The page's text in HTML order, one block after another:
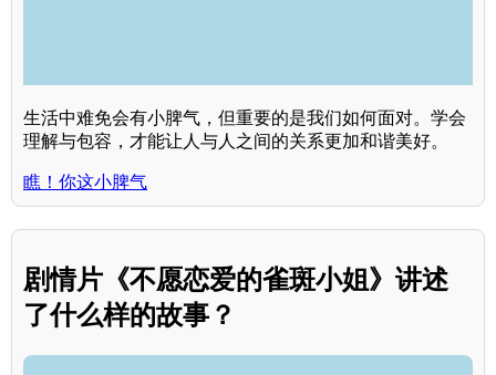
生活中难免会有小脾气，但重要的是我们如何面对。学会
理解与包容，才能让人与人之间的关系更加和谐美好。
瞧！你这小脾气
剧情片《不愿恋爱的雀斑小姐》讲述
了什么样的故事？